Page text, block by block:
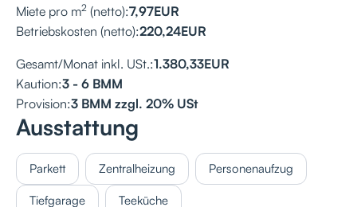
Miete pro m2 (netto):7,97EUR
Betriebskosten (netto):220,24EUR
Gesamt/Monat inkl. USt.:1.380,33EUR
Kaution:3 - 6 BMM
Provision:3 BMM zzgl. 20% USt
Ausstattung
Parkett Zentralheizung Personenaufzug
Tiefgarage Teeküche